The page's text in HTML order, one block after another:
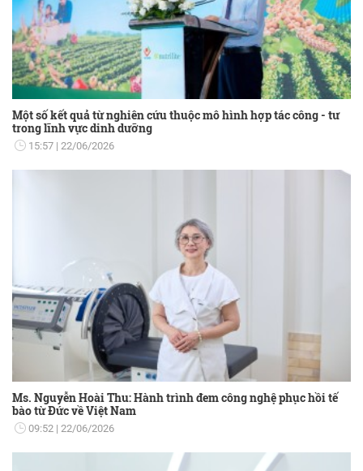
Một số kết quả từ nghiên cứu thuộc mô hình hợp tác công - tư
trong lĩnh vực dinh dưỡng
15:57 22/06/2026
Ms. Nguyễn Hoài Thu: Hành trình đem công nghệ phục hồi tế
bào từ Đức về Việt Nam
09:52 22/06/2026